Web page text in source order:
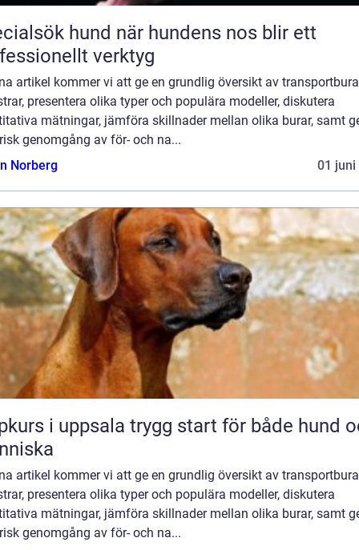
hund när hundens nos blir ett
verktyg
artikel kommer vi att ge en grundlig översikt av
presentera olika typer och populära modeller, diskutera
mätningar, jämföra skillnader mellan olika burar, samt
genomgång av för- och na...
Norberg
01 juni
uppsala trygg start för både hund och
artikel kommer vi att ge en grundlig översikt av
presentera olika typer och populära modeller, diskutera
mätningar, jämföra skillnader mellan olika burar, samt
genomgång av för- och na...